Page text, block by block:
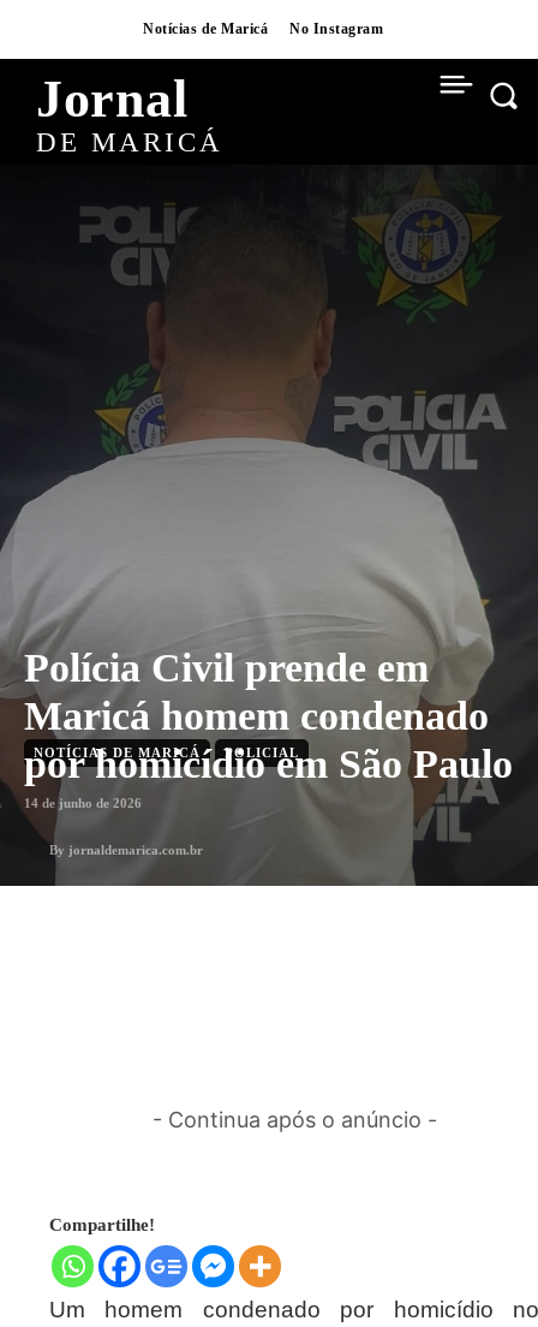
Notícias de Maricá No Instagram
Jornal
DE MARICÁ
Polícia Civil prende em
Maricá homem condenado
por homicídio em São Paulo
NOTÍCIAS DE MARICÁ POLICIAL
14 de junho de 2026
By jornaldemarica.com.br
- Continua após o anúncio -
Compartilhe!
Um homem condenado por homicídio no